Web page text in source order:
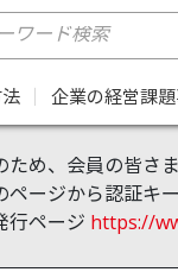
企業の経営課題
ため、会員の皆さ
ページから認証キ
行ページ https://